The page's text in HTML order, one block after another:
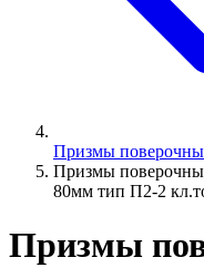
Призмы
Призмы
80мм тип П2-2
Призмы